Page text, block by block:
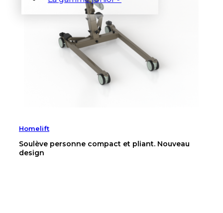
Homelift
Soulève personne compact et pliant. Nouveau
design